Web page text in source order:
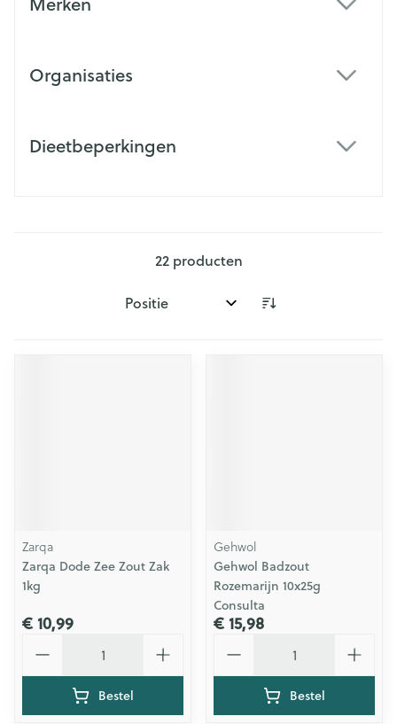
Organisaties
Dieetbeperkingen
22producten
Sorteer op:
Zarqa
Zarqa Dode Zee Zout Zak
1kg
€ 10,99
Bestel
Gehwol
Gehwol Badzout
Rozemarijn 10x25g
Consulta
€ 15,98
Bestel